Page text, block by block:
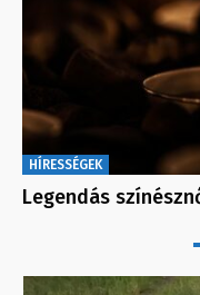
HÍRESSÉGEK
Legendás